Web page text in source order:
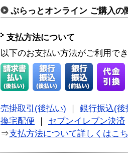
ぷらっとオンライン ご購入の
支払方法について
以下のお支払い方法がご利用で
売掛取引(後払い)
銀行振込(後
換宅配便
セブンイレブン決済
⇒支払方法について詳しくはこ